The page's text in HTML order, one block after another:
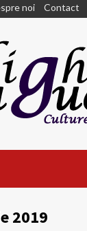
noi Contact
2019